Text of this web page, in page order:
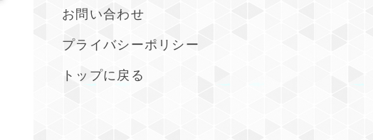
お問い合わせ
プライバシーポリシー
トップに戻る